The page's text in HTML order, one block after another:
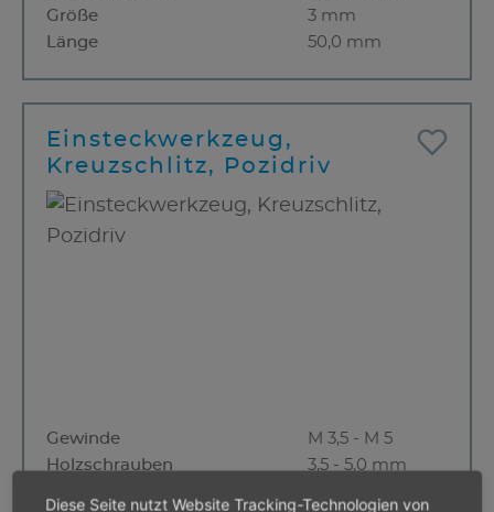
Größe
3 mm
Länge
50,0 mm
Einsteckwerkzeug,
Kreuzschlitz, Pozidriv
Gewinde
M 3,5 - M 5
Holzschrauben
3,5 - 5,0 mm
Diese Seite nutzt Website Tracking-Technologien von